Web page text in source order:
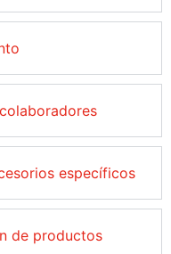
específicos
de productos